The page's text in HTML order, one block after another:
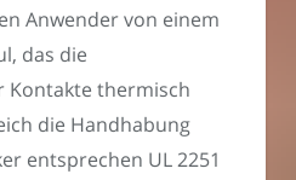
Anwender von einem
das die
Kontakte thermisch
die Handhabung
entsprechen UL 2251